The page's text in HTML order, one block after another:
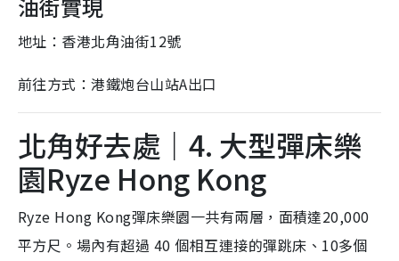
油街實現
地址：香港北角油街12號
前往方式：港鐵炮台山站A出口
北角好去處｜4. 大型彈床樂
園Ryze Hong Kong
Ryze Hong Kong彈床樂園一共有兩層，面積達20,000
平方尺。場內有超過 40 個相互連接的彈跳床、10多個